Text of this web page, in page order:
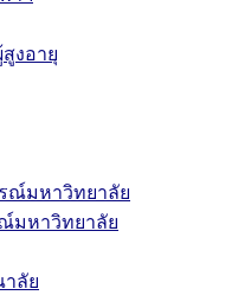
งอายุ
ณ์มหาวิทยาลัย
มหาวิทยาลัย
ลัย